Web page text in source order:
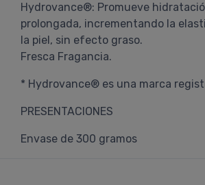
Hydrovance®: Promueve
prolongada, incrementando la
la piel, sin efecto graso.
Fresca Fragancia.
* Hydrovance® es una marca
PRESENTACIONES
Envase de 300 gramos